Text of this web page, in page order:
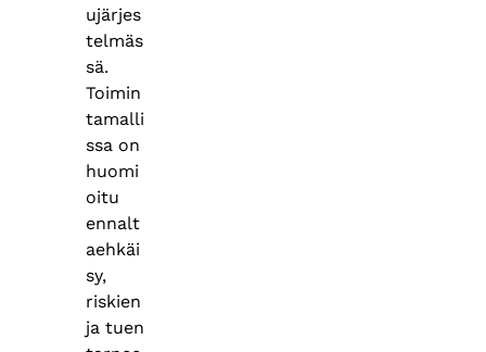
ujärjes
telmäs
sä.
Toimin
tamalli
ssa on
huomi
oitu
ennalt
aehkäi
sy,
riskien
ja tuen